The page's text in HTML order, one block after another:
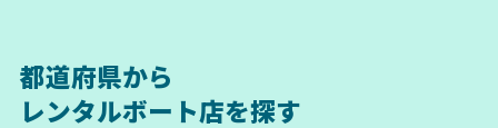
都道府県から
レンタルボート店を探す